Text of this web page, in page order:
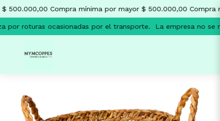
500.000,00 Compra mínima por mayor $ 500.000,00 Compra
por roturas ocasionadas por el transporte. La empresa no se